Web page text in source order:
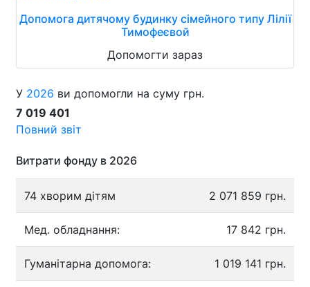
Допомога дитячому будинку сімейного типу Лілії
Тимофеєвой
Допомогти зараз
У 2026 ви допомогли на суму грн.
7 019 401
Повний звіт
Витрати фонду в 2026
74 хворим дітям 2 071 859 грн.
Мед. обладнання: 17 842 грн.
Гуманітарна допомога: 1 019 141 грн.